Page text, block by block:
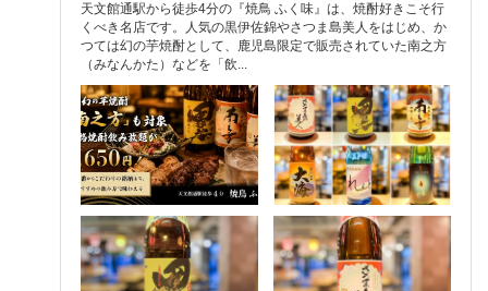
天文館通駅から徒歩4分の『焼鳥 ふく味』は、焼酎好きこそ行
くべき名店です。人気の黒伊佐錦やさつま島美人をはじめ、か
つては幻の芋焼酎として、鹿児島限定で販売されていた南之方
（みなんかた）などを「飲...